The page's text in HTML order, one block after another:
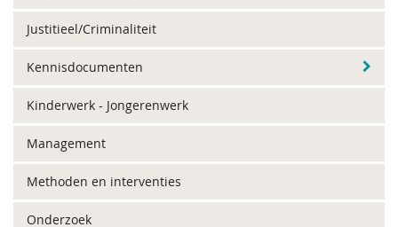
Justitieel/Criminaliteit
Kennisdocumenten
Kinderwerk - Jongerenwerk
Management
Methoden en interventies
Onderzoek